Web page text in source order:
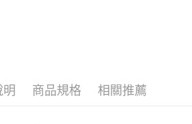
明 商品規格 相關推薦